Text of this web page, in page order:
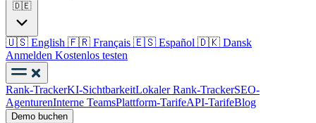
🇩🇪
🇺🇸 English 🇫🇷 Français 🇪🇸 Español 🇩🇰 Dansk
Anmelden Kostenlos testen
Rank-TrackerKI-SichtbarkeitLokaler Rank-TrackerSEO-
AgenturenInterne TeamsPlattform-TarifeAPI-TarifeBlog
Demo buchen